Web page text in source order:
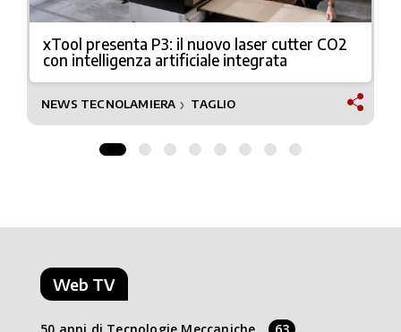
xTool presenta P3: il nuovo laser cutter CO2
con intelligenza artificiale integrata
NEWS TECNOLAMIERA ❯ TAGLIO
Web TV